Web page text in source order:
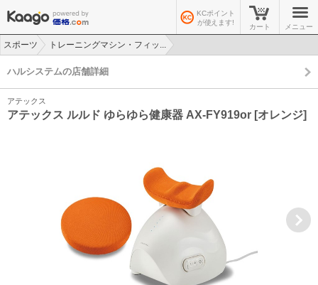
KCポイント
が使えます!
カート メニュー
スポーツ
トレーニングマシン・フィッ...
ハルシステムの店舗詳細
アテックス
アテックス ルルド ゆらゆら健康器 AX-FY919or [オレンジ]